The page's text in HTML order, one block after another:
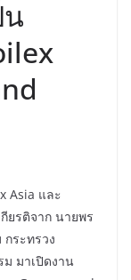
Asia และ
ยรติจาก นายพร
ระทรวง
มาเปิดงาน